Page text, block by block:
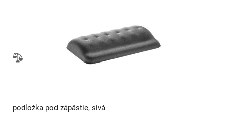
podložka pod zápästie, sivá